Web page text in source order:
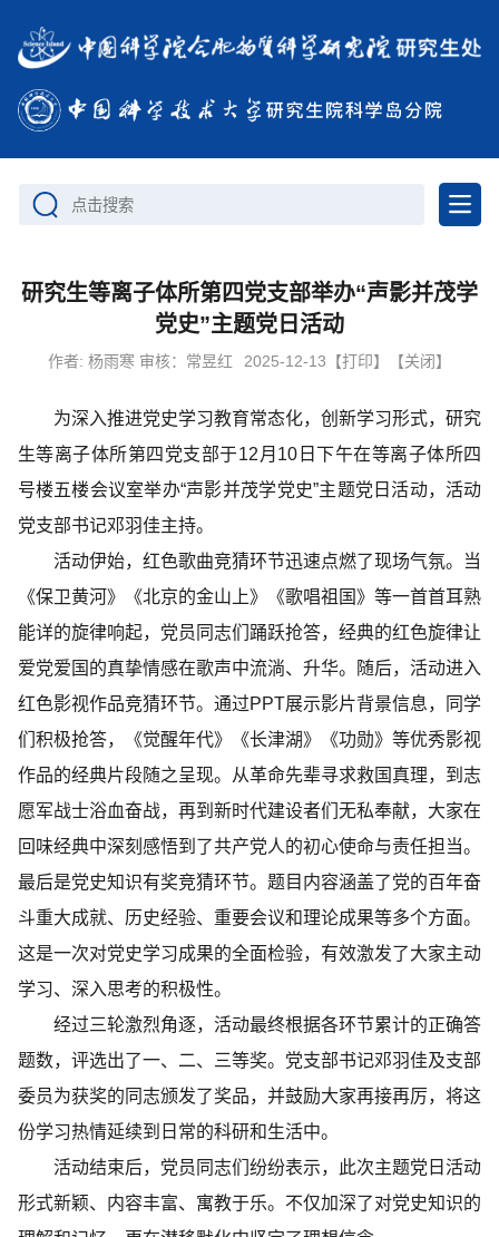
点击搜索
研究生等离子体所第四党支部举办“声影并茂学
党史”主题党日活动
作者:杨雨寒 审核：常昱红 2025-12-13 【打印】 【关闭】
为深入推进党史学习教育常态化，创新学习形式，研究
生等离子体所第四党支部于12月10日下午在等离子体所四
号楼五楼会议室举办“声影并茂学党史”主题党日活动，活动
党支部书记邓羽佳主持。
活动伊始，红色歌曲竞猜环节迅速点燃了现场气氛。当
《保卫黄河》《北京的金山上》《歌唱祖国》等一首首耳熟
能详的旋律响起，党员同志们踊跃抢答，经典的红色旋律让
爱党爱国的真挚情感在歌声中流淌、升华。随后，活动进入
红色影视作品竞猜环节。通过PPT展示影片背景信息，同学
们积极抢答，《觉醒年代》《长津湖》《功勋》等优秀影视
作品的经典片段随之呈现。从革命先辈寻求救国真理，到志
愿军战士浴血奋战，再到新时代建设者们无私奉献，大家在
回味经典中深刻感悟到了共产党人的初心使命与责任担当。
最后是党史知识有奖竞猜环节。题目内容涵盖了党的百年奋
斗重大成就、历史经验、重要会议和理论成果等多个方面。
这是一次对党史学习成果的全面检验，有效激发了大家主动
学习、深入思考的积极性。
经过三轮激烈角逐，活动最终根据各环节累计的正确答
题数，评选出了一、二、三等奖。党支部书记邓羽佳及支部
委员为获奖的同志颁发了奖品，并鼓励大家再接再厉，将这
份学习热情延续到日常的科研和生活中。
活动结束后，党员同志们纷纷表示，此次主题党日活动
形式新颖、内容丰富、寓教于乐。不仅加深了对党史知识的